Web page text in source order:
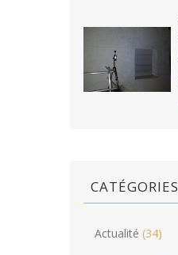
CATÉGORIES
Actualité (34)